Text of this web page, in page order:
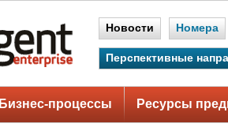
Новости Номера
Перспективные
Бизнес-процессы Ресурсы